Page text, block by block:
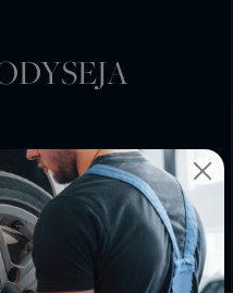
- SOBOTA